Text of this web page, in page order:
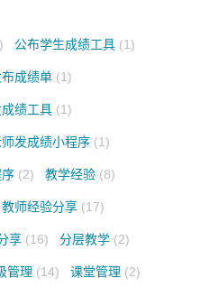
公布学生成绩工具 (1)
成绩单 (1)
绩工具 (1)
发成绩小程序 (1)
(2) 教学经验 (8)
教师经验分享 (17)
享 (16) 分层教学 (2)
管理 (14) 课堂管理 (2)